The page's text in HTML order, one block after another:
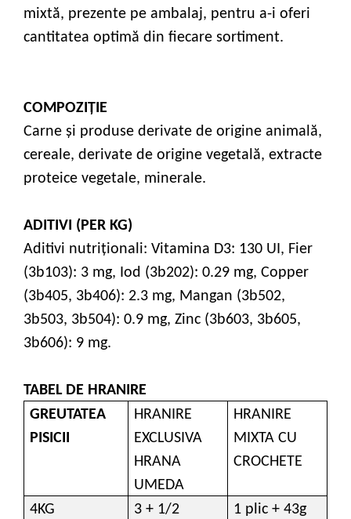
mixtă, prezente pe ambalaj, pentru a-i oferi
cantitatea optimă din fiecare sortiment.
COMPOZIȚIE
Carne și produse derivate de origine animală,
cereale, derivate de origine vegetală, extracte
proteice vegetale, minerale.
ADITIVI (PER KG)
Aditivi nutriţionali: Vitamina D3: 130 UI, Fier
(3b103): 3 mg, Iod (3b202): 0.29 mg, Copper
(3b405, 3b406): 2.3 mg, Mangan (3b502,
3b503, 3b504): 0.9 mg, Zinc (3b603, 3b605,
3b606): 9 mg.
TABEL DE HRANIRE
GREUTATEA
PISICII
HRANIRE
EXCLUSIVA
HRANA
UMEDA
HRANIRE
MIXTA CU
CROCHETE
4KG 3 + 1/2
1 plic + 43g